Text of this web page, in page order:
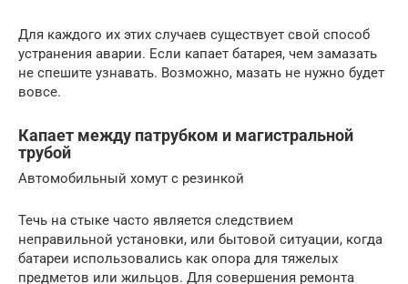
Для каждого их этих случаев существует свой способ
устранения аварии. Если капает батарея, чем замазать
не спешите узнавать. Возможно, мазать не нужно будет
вовсе.
Капает между патрубком и магистральной
трубой
Автомобильный хомут с резинкой
Течь на стыке часто является следствием
неправильной установки, или бытовой ситуации, когда
батареи использовались как опора для тяжелых
предметов или жильцов. Для совершения ремонта